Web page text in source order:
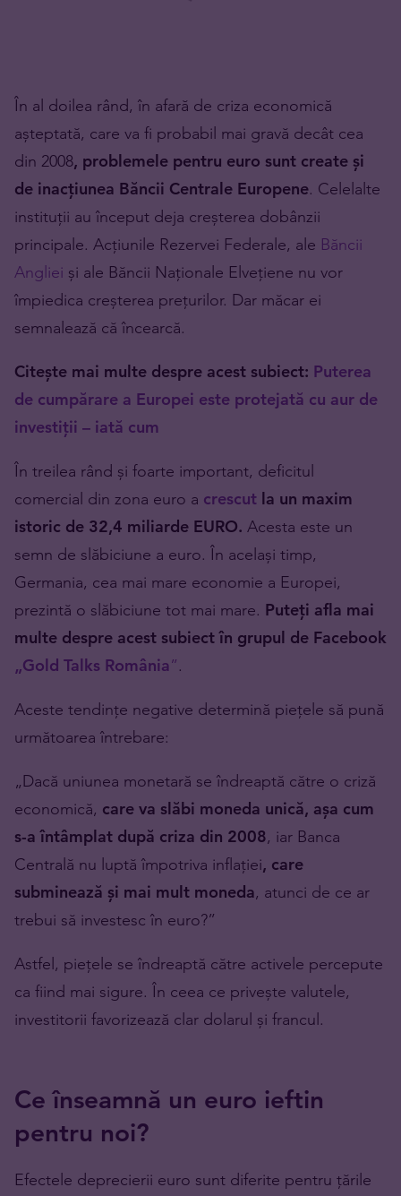
În al doilea rând, în afară de criza economică
așteptată, care va fi probabil mai gravă decât cea
din 2008, problemele pentru euro sunt create și
de inacțiunea Băncii Centrale Europene. Celelalte
instituții au început deja creșterea dobânzii
principale. Acțiunile Rezervei Federale, ale Băncii
Angliei și ale Băncii Naționale Elvețiene nu vor
împiedica creșterea prețurilor. Dar măcar ei
semnalează că încearcă.
Citește mai multe despre acest subiect: Puterea
de cumpărare a Europei este protejată cu aur de
investiții – iată cum
În treilea rând și foarte important, deficitul
comercial din zona euro a crescut la un maxim
istoric de 32,4 miliarde EURO. Acesta este un
semn de slăbiciune a euro. În același timp,
Germania, cea mai mare economie a Europei,
prezintă o slăbiciune tot mai mare. Puteți afla mai
multe despre acest subiect în grupul de Facebook
„Gold Talks România”.
Aceste tendințe negative determină piețele să pună
următoarea întrebare:
„Dacă uniunea monetară se îndreaptă către o criză
economică, care va slăbi moneda unică, așa cum
s-a întâmplat după criza din 2008, iar Banca
Centrală nu luptă împotriva inflației, care
subminează și mai mult moneda, atunci de ce ar
trebui să investesc în euro?”
Astfel, piețele se îndreaptă către activele percepute
ca fiind mai sigure. În ceea ce privește valutele,
investitorii favorizează clar dolarul și francul.
Ce înseamnă un euro ieftin
pentru noi?
Efectele deprecierii euro sunt diferite pentru țările